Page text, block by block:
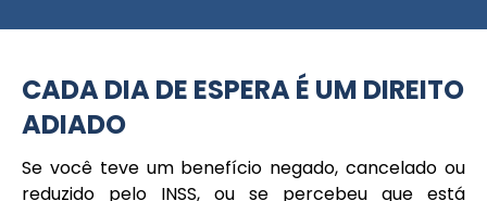
CADA DIA DE ESPERA É UM DIREITO
ADIADO
Se você teve um benefício negado, cancelado ou
reduzido pelo INSS, ou se percebeu que está